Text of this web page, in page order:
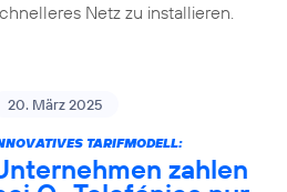
Netz zu installieren.
20. März 2025
TARIFMODELL:
zahlen